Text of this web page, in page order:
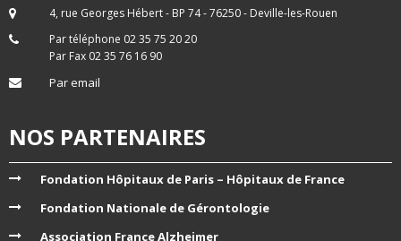
4, rue Georges Hébert - BP 74 - 76250 - Deville-les-Rouen
Par téléphone 02 35 75 20 20
Par Fax 02 35 76 16 90
Par email
NOS PARTENAIRES
Fondation Hôpitaux de Paris – Hôpitaux de France
Fondation Nationale de Gérontologie
Association France Alzheimer